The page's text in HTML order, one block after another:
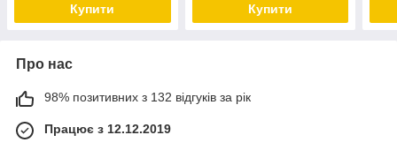
Купити Купити
Про нас
98% позитивних з 132 відгуків за рік
Працює з 12.12.2019